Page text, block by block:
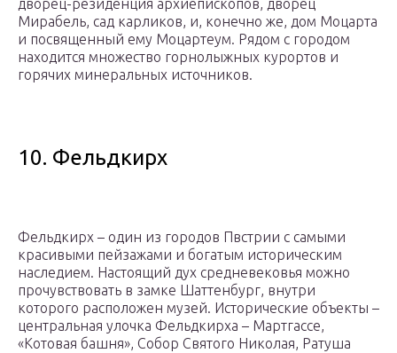
дворец-резиденция архиепископов, дворец
Мирабель, сад карликов, и, конечно же, дом Моцарта
и посвященный ему Моцартеум. Рядом с городом
находится множество горнолыжных курортов и
горячих минеральных источников.
10. Фельдкирх
Фельдкирх – один из городов Пвстрии с самыми
красивыми пейзажами и богатым историческим
наследием. Настоящий дух средневековья можно
прочувствовать в замке Шаттенбург, внутри
которого расположен музей. Исторические объекты –
центральная улочка Фельдкирха – Мартгассе,
«Котовая башня», Собор Святого Николая, Ратуша